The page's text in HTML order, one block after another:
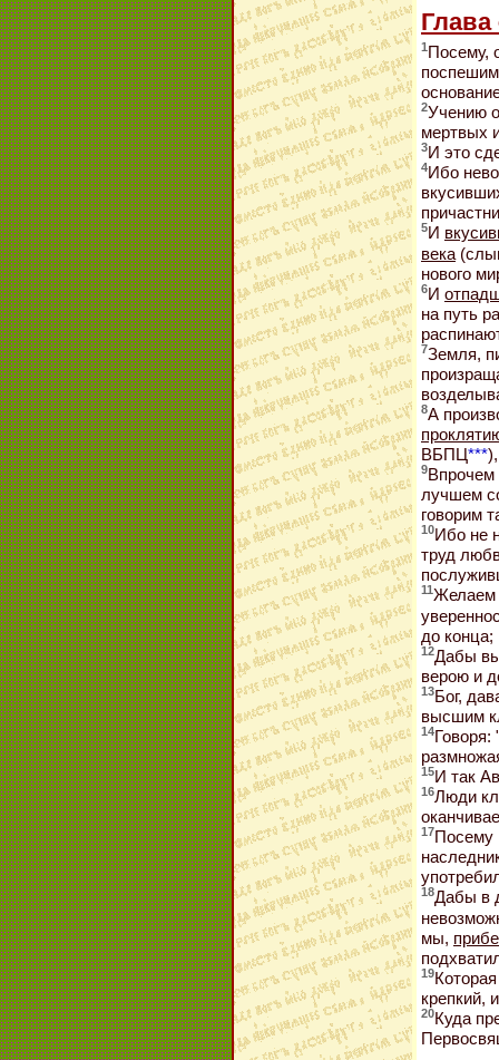
Глава
1Посему,
поспешим
2Учению
мертвых
3И это
4Ибо
5И
века
нового
6И
на путь
7Земля,
8А
ВБПЦ***
9
лучшем
говорим
10Ибо не
труд
11 Желаем
до конца;
12Дабы
верою и
13Бог,
высшим
14Говоря:
15И так
16Люди
17Посему
18Дабы в
мы,
19
крепкий,
20Куда